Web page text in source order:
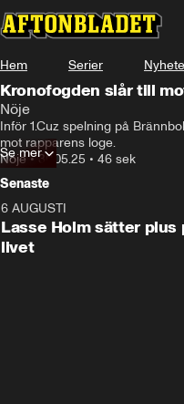
Hem Serier
Kronofogden slår till
Nöje
Inför 1.Cuz spelning på
mot rapparens loge.
Nöje•30.05.25 • 46 sek
Se mer
Senaste
6 AUGUSTI
Lasse Holm sätter plus
livet